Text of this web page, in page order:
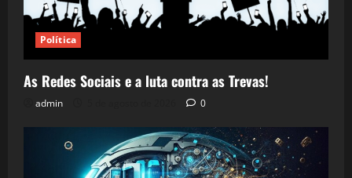
Política
As Redes Sociais e a luta contra as Trevas!
admin 0